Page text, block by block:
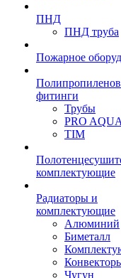
ПНД
ПНД труба
Пожарное
фитинги
Трубы
PRO AQUA
TIM
комплектующие
Радиаторы и
комплектующие
Алюминий
Биметалл
Чугун